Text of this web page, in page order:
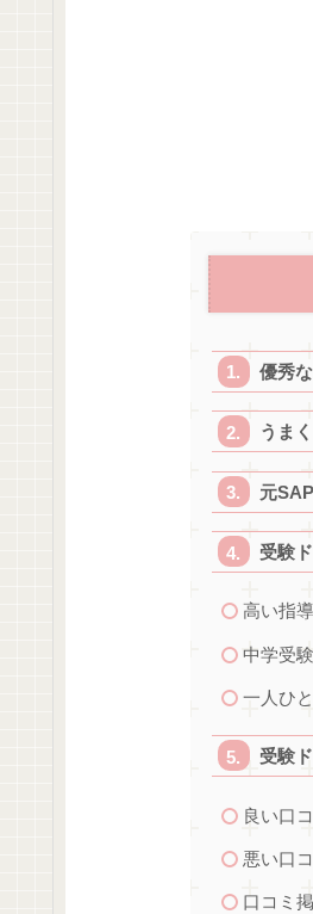
優秀
うま
元
受験
高い指
中学受
一人ひ
受験
良い口
悪い口コ
口コミ